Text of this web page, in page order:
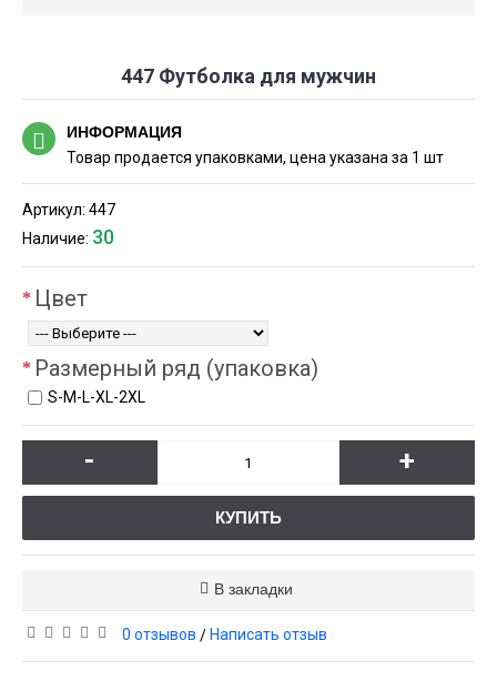
447 Футболка для мужчин
ИНФОРМАЦИЯ
Товар продается упаковками, цена указана за 1 шт
Артикул: 447
Наличие: 30
Цвет
Размерный ряд (упаковка)
S-М-L-XL-2XL
- +
КУПИТЬ
В закладки
0 отзывов / Написать отзыв